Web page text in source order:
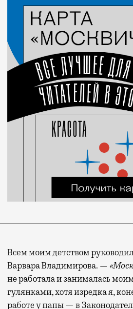
Всем моим детством
Варвара Владимирова. —
не работала и занималась
гулянками, хотя изредка я,
работе у папы — в